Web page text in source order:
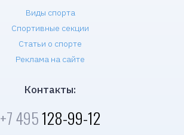
Виды спорта
Спортивные секции
Статьи о спорте
Реклама на сайте
Контакты:
+7 495128-99-12